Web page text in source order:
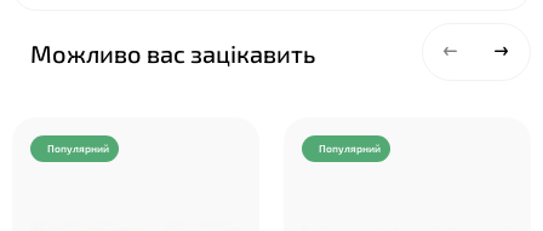
Можливо вас зацікавить
Популярний Популярний